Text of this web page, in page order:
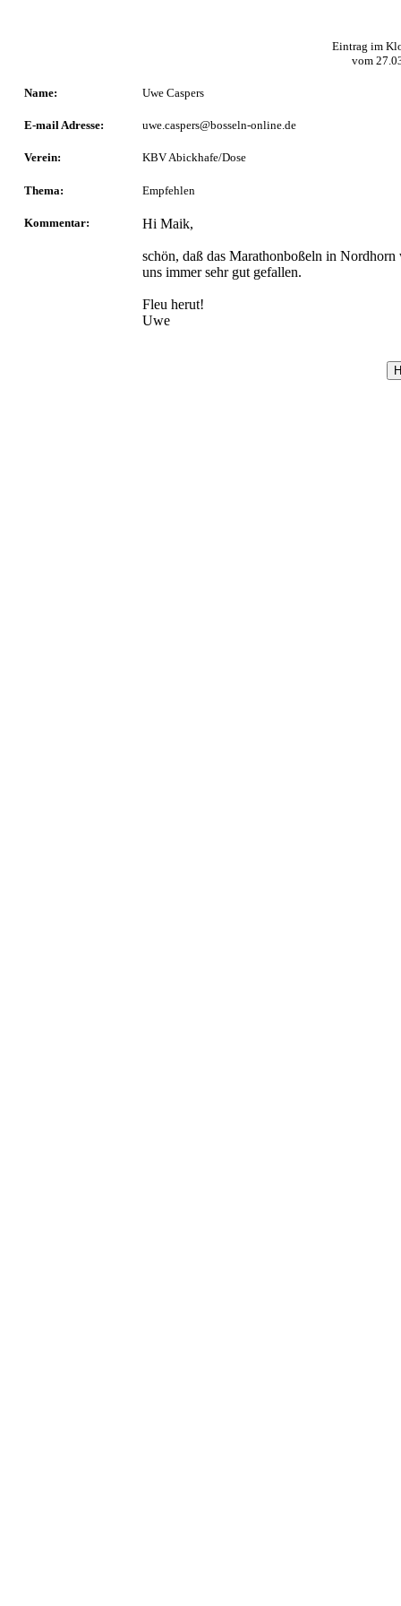
Eintrag im
vom
Name: Uwe Caspers
E-mail Adresse: uwe.caspers@bosseln-online.de
Verein: KBV Abickhafe/Dose
Thema: Empfehlen
Kommentar: Hi Maik,
schön, daß das Marathonboßeln in
uns immer sehr gut gefallen.
Fleu herut!
Uwe